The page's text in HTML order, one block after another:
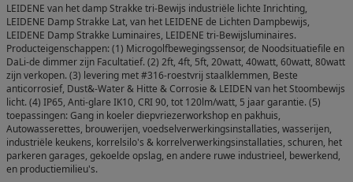
LEIDENE van het damp Strakke tri-Bewijs industriële lichte Inrichting,
LEIDENE Damp Strakke Lat, van het LEIDENE de Lichten Dampbewijs,
LEIDENE Damp Strakke Luminaires, LEIDENE tri-Bewijsluminaires.
Producteigenschappen: (1) Microgolfbewegingssensor, de Noodsituatiefile en
DaLi-de dimmer zijn Facultatief. (2) 2ft, 4ft, 5ft, 20watt, 40watt, 60watt, 80watt
zijn verkopen. (3) levering met #316-roestvrij staalklemmen, Beste
anticorrosief, Dust&-Water & Hitte & Corrosie & LEIDEN van het Stoombewijs
licht. (4) IP65, Anti-glare IK10, CRI 90, tot 120lm/watt, 5 jaar garantie. (5)
toepassingen: Gang in koeler diepvriezerworkshop en pakhuis,
Autowasserettes, brouwerijen, voedselverwerkingsinstallaties, wasserijen,
industriële keukens, korrelsilo's & korrelverwerkingsinstallaties, schuren, het
parkeren garages, gekoelde opslag, en andere ruwe industrieel, bewerkend,
en productiemilieu's.